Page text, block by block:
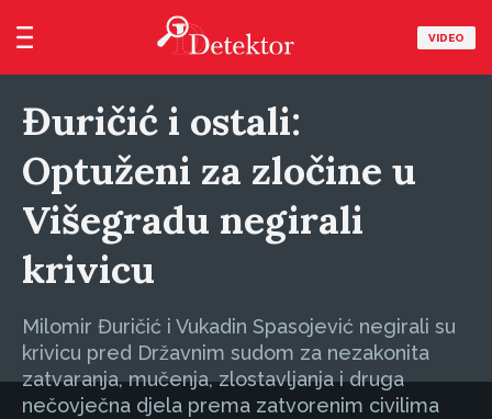
VIDEO
Đuričić i ostali:
Optuženi za zločine u
Višegradu negirali
krivicu
Milomir Đuričić i Vukadin Spasojević negirali su
krivicu pred Državnim sudom za nezakonita
zatvaranja, mučenja, zlostavljanja i druga
nečovječna djela prema zatvorenim civilima